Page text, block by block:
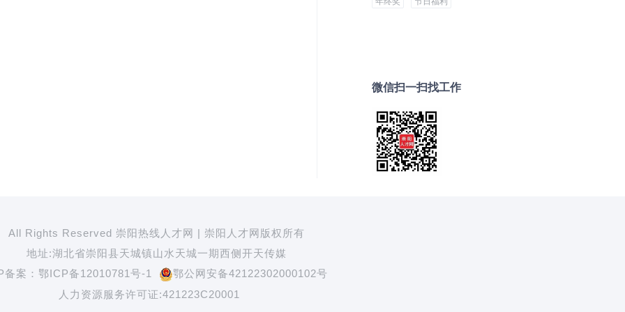
微信扫一扫找工作
All Rights Reserved 崇阳热线人才网 | 崇阳人才网版权所有
地址:湖北省崇阳县天城镇山水天城一期西侧开天传媒
备案： 鄂ICP备12010781号-1
鄂公网安备42122302000102号
人力资源服务许可证:421223C20001